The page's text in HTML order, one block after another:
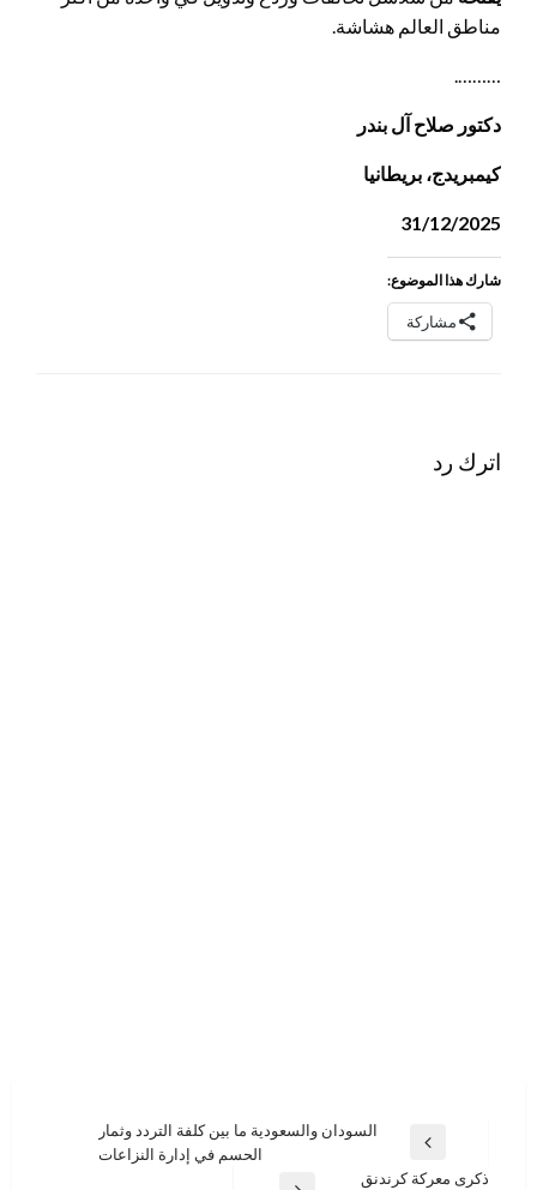
مناطق العالم هشاشة.
……….
دكتور صلاح آل بندر
كيمبريدج، بريطانيا
31/12/2025
شارك هذا الموضوع:
مشاركة
اترك رد
المقالات
المقالة
السابقة
السودان والسعودية ما بين كلفة التردد وثمار
الحسم في إدارة النزاعات
ذكرى معركة كرندنق